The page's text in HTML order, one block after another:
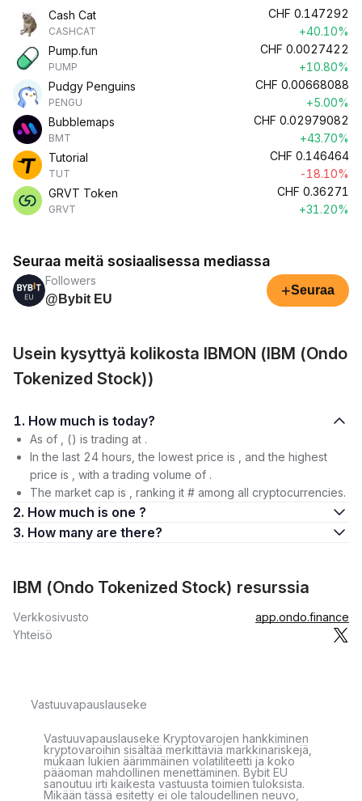
Cash Cat
CASHCAT
CHF 0.147292
+40.10%
Pump.fun
PUMP
CHF 0.0027422
+10.80%
Pudgy Penguins
PENGU
CHF 0.00668088
+5.00%
Bubblemaps
BMT
CHF 0.02979082
+43.70%
Tutorial
TUT
CHF 0.146464
-18.10%
GRVT Token
GRVT
CHF 0.36271
+31.20%
Seuraa meitä sosiaalisessa mediassa
Followers
@Bybit EU
+Seuraa
Usein kysyttyä kolikosta IBMON (IBM (Ondo
Tokenized Stock))
1. How much is today?
As of , () is trading at .
In the last 24 hours, the lowest price is , and the highest
price is , with a trading volume of .
The market cap is , ranking it # among all cryptocurrencies.
2. How much is one ?
3. How many are there?
IBM (Ondo Tokenized Stock) resurssia
Verkkosivusto
app.ondo.finance
Yhteisö
Vastuuvapauslauseke
Vastuuvapauslauseke Kryptovarojen hankkiminen
kryptovaroihin sisältää merkittäviä markkinariskejä,
mukaan lukien äärimmäinen volatiliteetti ja koko
pääoman mahdollinen menettäminen. Bybit EU
sanoutuu irti kaikesta vastuusta toimien tuloksista.
Mikään tässä esitetty ei ole taloudellinen neuvo,